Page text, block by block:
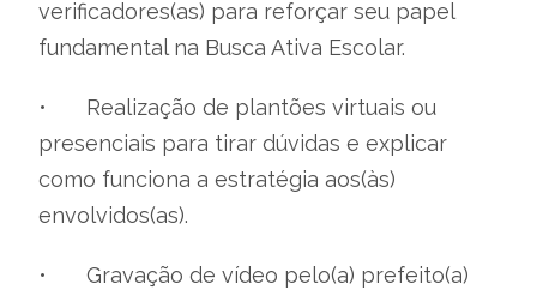
verificadores(as) para reforçar seu papel
fundamental na Busca Ativa Escolar.
•
Realização de plantões virtuais ou
presenciais para tirar dúvidas e explicar
como funciona a estratégia aos(às)
envolvidos(as).
•
Gravação de vídeo pelo(a) prefeito(a)